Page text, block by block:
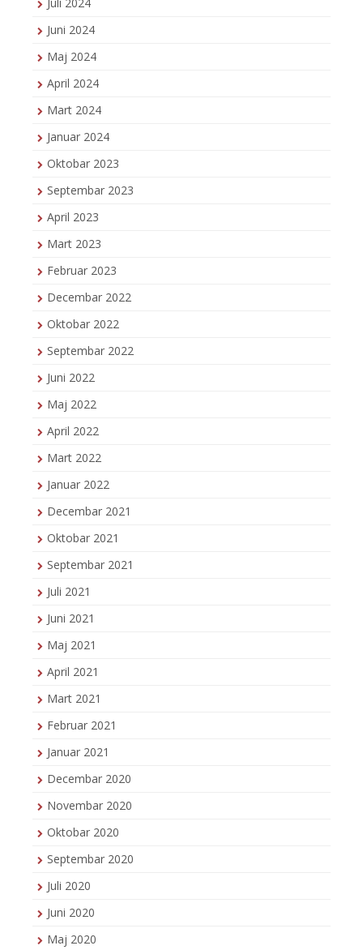
Juli 2024
Juni 2024
Maj 2024
April 2024
Mart 2024
Januar 2024
Oktobar 2023
Septembar 2023
April 2023
Mart 2023
Februar 2023
Decembar 2022
Oktobar 2022
Septembar 2022
Juni 2022
Maj 2022
April 2022
Mart 2022
Januar 2022
Decembar 2021
Oktobar 2021
Septembar 2021
Juli 2021
Juni 2021
Maj 2021
April 2021
Mart 2021
Februar 2021
Januar 2021
Decembar 2020
Novembar 2020
Oktobar 2020
Septembar 2020
Juli 2020
Juni 2020
Maj 2020